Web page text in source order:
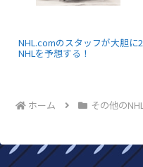
NHL.comのスタッフが大胆に
NHLを予想する！
ホーム その他の